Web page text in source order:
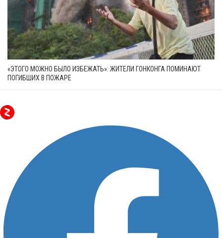
«ЭТОГО МОЖНО БЫЛО ИЗБЕЖАТЬ»: ЖИТЕЛИ ГОНКОНГА ПОМИНАЮТ
ПОГИБШИХ В ПОЖАРЕ